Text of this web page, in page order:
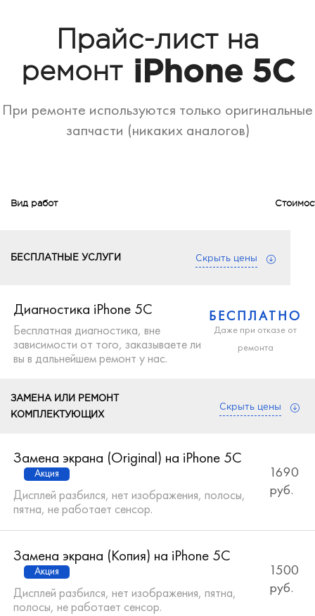
Прайс-лист на
ремонт iPhone 5C
При ремонте используются только оригинальные
запчасти (никаких аналогов)
Вид работ
БЕСПЛАТНЫЕ УСЛУГИ Скрыть цены
Диагностика iPhone 5C
Бесплатная диагностика, вне
зависимости от того, заказываете ли
вы в дальнейшем ремонт у нас.
БЕСПЛАТНО
Даже при отказе от
ремонта
ЗАМЕНА ИЛИ РЕМОНТ
КОМПЛЕКТУЮЩИХ
Скрыть цены
Замена экрана (Original) на iPhone 5C
Акция
Дисплей разбился, нет изображения, полосы,
пятна, не работает сенсор.
1690
руб.
Замена экрана (Копия) на iPhone 5C
Акция
Дисплей разбился, нет изображения, пятна,
полосы, не работает сенсор.
1500
руб.